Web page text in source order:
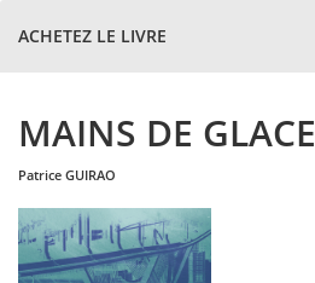
ACHETEZ LE LIVRE
MAINS DE GLACE
patrice GUIRAO